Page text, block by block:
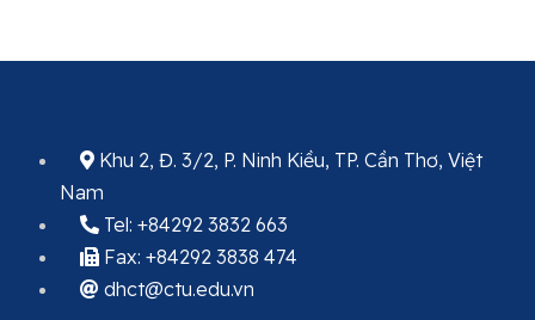
Khu 2, Đ. 3/2, P. Ninh Kiều, TP. Cần Thơ, Việt
Nam
Tel: +84292 3832 663
Fax: +84292 3838 474
dhct@ctu.edu.vn